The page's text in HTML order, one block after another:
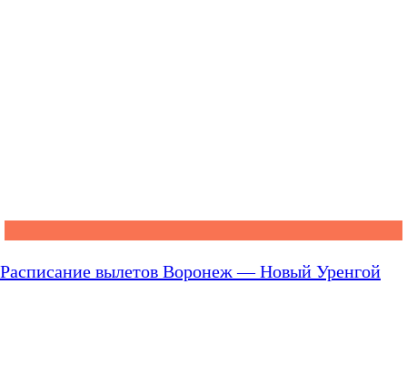
Расписание вылетов Воронеж — Новый Уренгой